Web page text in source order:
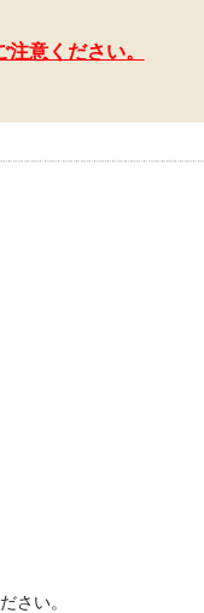
意ください。
さい。